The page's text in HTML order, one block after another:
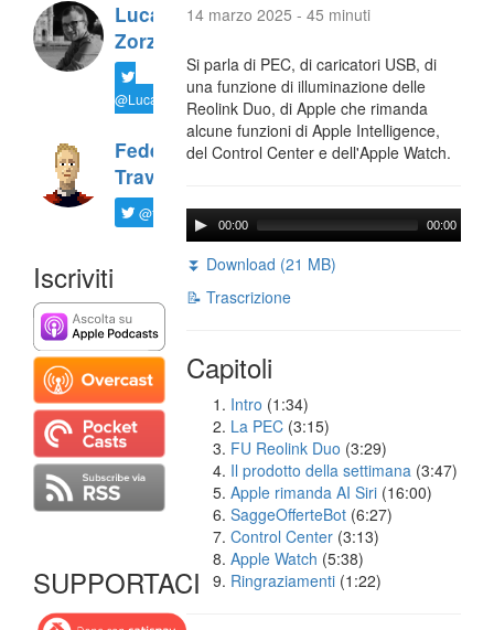
Luca
Zorzi
@LucaTNT
Federico
Travaini
@ftrava
Iscriviti
SUPPORTACI
14 marzo 2025 - 45 minuti
Si parla di PEC, di caricatori USB, di
una funzione di illuminazione delle
Reolink Duo, di Apple che rimanda
alcune funzioni di Apple Intelligence,
del Control Center e dell'Apple Watch.
00:00 00:00
⏬ Download (21 MB)
📝 Trascrizione
Capitoli
Intro (1:34)
La PEC (3:15)
FU Reolink Duo (3:29)
Il prodotto della settimana (3:47)
Apple rimanda AI Siri (16:00)
SaggeOfferteBot (6:27)
Control Center (3:13)
Apple Watch (5:38)
Ringraziamenti (1:22)